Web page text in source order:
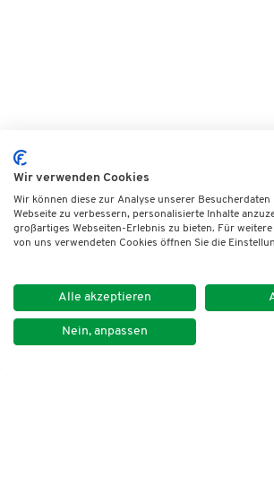
Wir verwenden Cookies
Wir können diese zur Analyse unserer
Webseite zu verbessern, personalisierte Inhalte
großartiges Webseiten-Erlebnis zu bieten. Für
von uns verwendeten Cookies öffnen Sie die
Alle akzeptieren
Nein, anpassen